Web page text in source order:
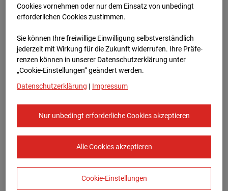
Zur Übersicht
Europe/Berlin
Cookies vornehmen oder nur dem Einsatz von unbedingt
erforderlichen Cookies zustimmen.
Sie können Ihre freiwillige Einwilligung selbstverständlich
jederzeit mit Wirkung für die Zukunft widerrufen. Ihre Prä­fe­
renzen können in unserer Datenschutzerklärung unter
„Cookie-Einstellungen“ geändert werden.
Datenschutzerklärung | Impressum
Nur unbedingt erforderliche Cookies akzeptieren
Alle Cookies akzeptieren
Cookie-Einstellungen